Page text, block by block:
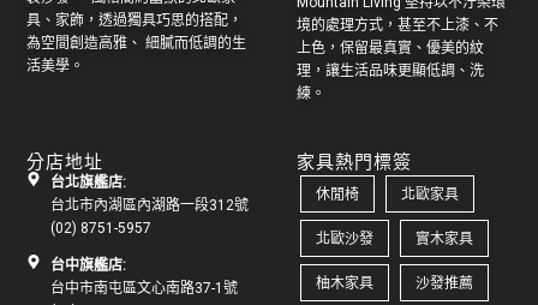
具 、家飾，透過獨具巧思的搭配，
為空間創造高雅、 細膩而低調的生
活美學。
境的處理方式，甚至不上漆、不
上色，保留最真實、優美的紋
理，讓生活品味更顯低調、洗
練。
分店地址
台北旗艦店:
台北市內湖區內湖路一段312號
(02) 8751-5957
台中旗艦店:
台中市南屯區文心南路37-1號
家具熱門標簽
休閒椅 北歐家具
北歐沙發 實木家具
柚木家具 沙發推薦